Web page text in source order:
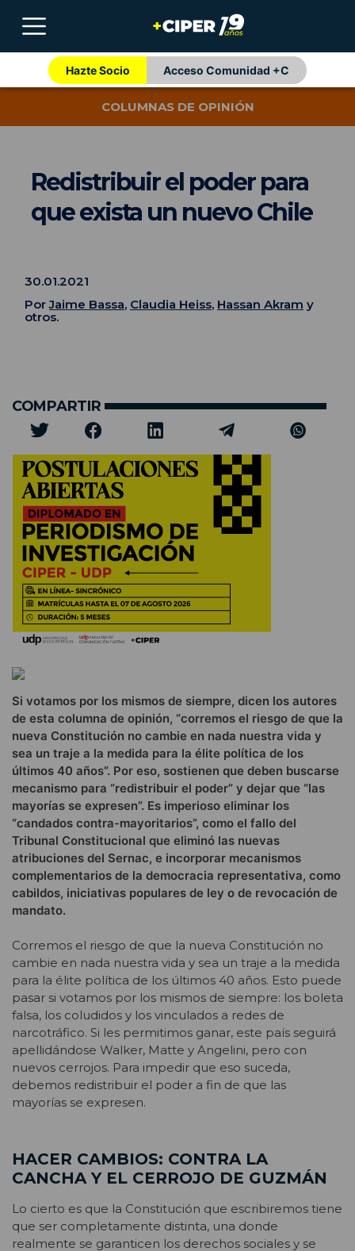
Hazte Socio Acceso Comunidad +C
COLUMNAS DE OPINIÓN
Redistribuir el poder para
que exista un nuevo Chile
30.01.2021
PorJaime Bassa, Claudia Heiss, Hassan Akram y
otros.
COMPARTIR
Si votamos por los mismos de siempre, dicen los autores
de esta columna de opinión, “corremos el riesgo de que la
nueva Constitución no cambie en nada nuestra vida y
sea un traje a la medida para la élite política de los
últimos 40 años”. Por eso, sostienen que deben buscarse
mecanismo para “redistribuir el poder” y dejar que “las
mayorías se expresen”. Es imperioso eliminar los
“candados contra-mayoritarios”, como el fallo del
Tribunal Constitucional que eliminó las nuevas
atribuciones del Sernac, e incorporar mecanismos
complementarios de la democracia representativa, como
cabildos, iniciativas populares de ley o de revocación de
mandato.
Corremos el riesgo de que la nueva Constitución no
cambie en nada nuestra vida y sea un traje a la medida
para la élite política de los últimos 40 años. Esto puede
pasar si votamos por los mismos de siempre: los boleta
falsa, los coludidos y los vinculados a redes de
narcotráfico. Si les permitimos ganar, este país seguirá
apellidándose Walker, Matte y Angelini, pero con
nuevos cerrojos. Para impedir que eso suceda,
debemos redistribuir el poder a fin de que las
mayorías se expresen.
HACER CAMBIOS: CONTRA LA
CANCHA Y EL CERROJO DE GUZMÁN
Lo cierto es que la Constitución que escribiremos tiene
que ser completamente distinta, una donde
realmente se garanticen los derechos sociales y se